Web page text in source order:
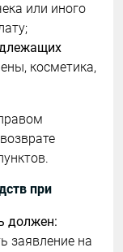
или иного
косметика,
при
должен:
заявление на